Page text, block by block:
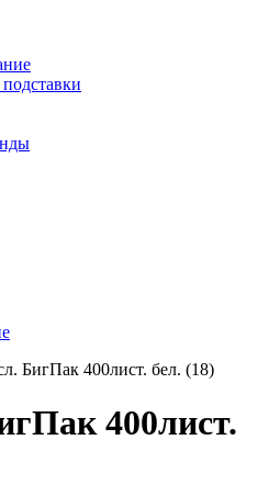
БигПак 400лист. бел. (18)
400лист.